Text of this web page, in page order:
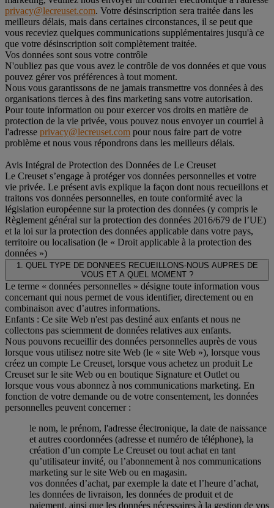
privacy@lecreuset.com. Votre désinscription sera traitée dans les
meilleurs délais, mais dans certaines circonstances, il se peut que
vous receviez quelques communications supplémentaires jusqu'à ce
que votre désinscription soit complètement traitée.
Vos données sont sous votre contrôle
N'oubliez pas que vous avez le contrôle de vos données et que vous
pouvez gérer vos préférences à tout moment.
Nous vous garantissons de ne jamais transmettre vos données à des
organisations tierces à des fins marketing sans votre autorisation.
Pour toute information ou pour exercer vos droits en matière de
protection de la vie privée, vous pouvez nous envoyer un courriel à
l'adresse privacy@lecreuset.com pour nous faire part de votre
problème et nous vous répondrons dans les meilleurs délais.
Avis Intégral de Protection des Données de Le Creuset
Le Creuset s’engage à protéger vos données personnelles et votre
vie privée. Le présent avis explique la façon dont nous recueillons et
traitons vos données personnelles, en toute conformité avec la
législation européenne sur la protection des données (y compris le
Règlement général sur la protection des données 2016/679 de l’UE)
et la loi sur la protection des données applicable dans votre pays,
territoire ou localisation (le « Droit applicable à la protection des
données »)
1. QUEL TYPE DE DONNEES RECUEILLONS-NOUS AUPRES DE
VOUS ET A QUEL MOMENT ?
Le terme « données personnelles » désigne toute information vous
concernant qui nous permet de vous identifier, directement ou en
combinaison avec d’autres informations.
Enfants : Ce site Web n'est pas destiné aux enfants et nous ne
collectons pas sciemment de données relatives aux enfants.
Nous pouvons recueillir des données personnelles auprès de vous
lorsque vous utilisez notre site Web (le « site Web »), lorsque vous
créez un compte Le Creuset, lorsque vous achetez un produit Le
Creuset sur le site Web ou en boutique Signature et Outlet ou
lorsque vous vous abonnez à nos communications marketing. En
fonction de votre demande ou de votre consentement, les données
personnelles peuvent concerner :
le nom, le prénom, l'adresse électronique, la date de naissance
et autres coordonnées (adresse et numéro de téléphone), la
création d’un compte Le Creuset ou tout achat en tant
qu’utilisateur invité, ou l’abonnement à nos communications
marketing sur le site Web ou en magasin.
vos données d’achat, par exemple la date et l’heure d’achat,
les données de livraison, les données de produit et de
paiement, ainsi que les données nécessaires à la gestion de vos